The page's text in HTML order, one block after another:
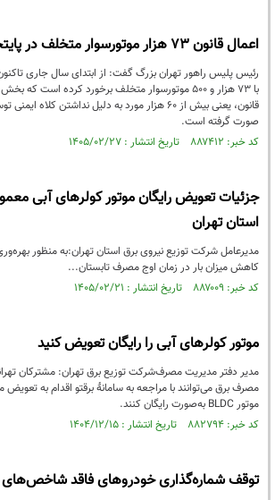
اعمال قانون ۷۳ هزار موتورسوار متخلف در پایتخت
رئیس پلیس راهور تهران بزرگ گفت: از ابتدای سال جاری
با ۷۳ هزار و ۵۰۰ موتورسوار متخلف برخورد کرده است
قانون، یعنی بیش از ۶۰ هزار مورد به دلیل نداشتن
صورت گرفته است.
کد خبر: ۸۸۷۴۱۲ تاریخ انتشار : ۱۴۰۵/۰۲/۲۷
جزئیات تعویض رایگان موتور کولرهای آبی
استان تهران
مدیرعامل شرکت توزیع نیروی برق استان تهران:به منظور
کاهش میزان بار در زمان اوج مصرف تابستان...
کد خبر: ۸۸۷۰۰۹ تاریخ انتشار : ۱۴۰۵/۰۲/۲۱
موتور کولرهای آبی را رایگان تعویض کنید
مدیر دفتر مدیریت مصرف‌شرکت توزیع برق تهران: مشترکان
مصرف برق می‌توانند با مراجعه به سامانۀ برقتو اقدام به تعویض
موتور BLDC به‌صورت رایگان کنند.
کد خبر: ۸۸۲۷۹۴ تاریخ انتشار : ۱۴۰۴/۱۲/۱۵
توقف شماره‌گذاری خودروهای فاقد شاخص‌های